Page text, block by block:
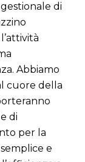
di
Abbiamo
cuore della
di
per la
e